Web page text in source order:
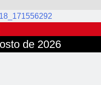
de 2026